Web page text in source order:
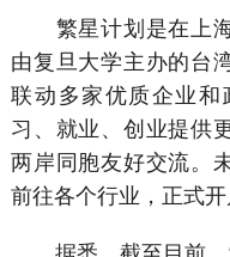
繁星计划是在上海
由复旦大学主办的台
联动多家优质企业
习、就业、创业提供
两岸同胞友好交流。
前往各个行业，正式开